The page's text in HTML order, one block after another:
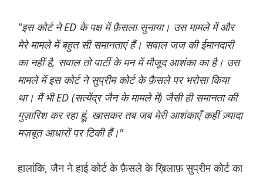
"इस कोर्ट ने ED के पक्ष में फ़ैसला सुनाया। उस मामले में और
मेरे मामले में बहुत सी समानताएं हैं। सवाल जज की ईमानदारी
का नहीं है, सवाल तो पार्टी के मन में मौजूद आशंका का है। उस
मामले में इस कोर्ट ने सुप्रीम कोर्ट के फ़ैसले पर भरोसा किया
था। मैं भी ED (सत्येंद्र जैन के मामले में) जैसी ही समानता की
गुज़ारिश कर रहा हूं, खासकर तब जब मेरी आशंकाएँ कहीं ज़्यादा
मज़बूत आधारों पर टिकी हैं।"
हालांकि, जैन ने हाई कोर्ट के फ़ैसले के ख़िलाफ़ सुप्रीम कोर्ट का